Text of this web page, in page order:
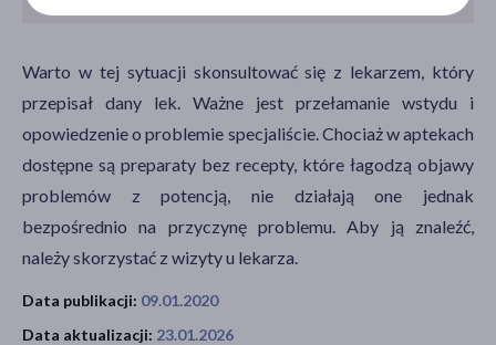
Warto w tej sytuacji skonsultować się z lekarzem, który
przepisał dany lek. Ważne jest przełamanie wstydu i
opowiedzenie o problemie specjaliście. Chociaż w aptekach
dostępne są preparaty bez recepty, które łagodzą objawy
problemów z potencją, nie działają one jednak
bezpośrednio na przyczynę problemu. Aby ją znaleźć,
należy skorzystać z wizyty u lekarza.
Data publikacji: 09.01.2020
Data aktualizacji: 23.01.2026